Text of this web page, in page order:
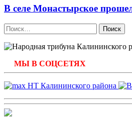
В селе Монастырское
Найти:
МЫ В СОЦСЕТЯХ